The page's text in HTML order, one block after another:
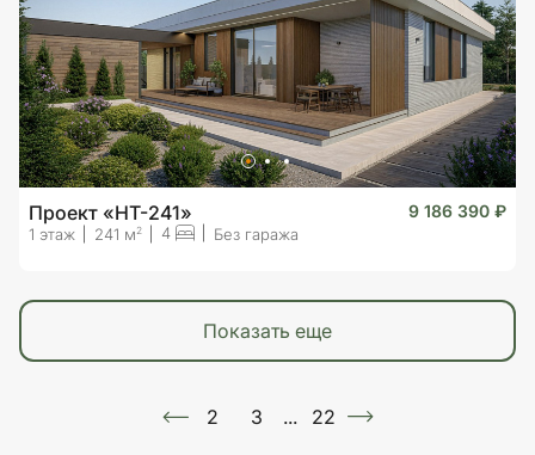
Проект «HT-241» 9 186 390 ₽
1 этаж 241 м2 4 Без гаража
показать еще
2 3 ... 22